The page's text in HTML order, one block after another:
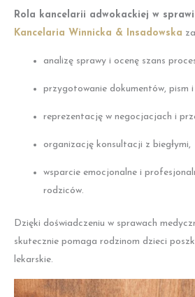
Rola kancelarii adwokackiej w
Kancelaria Winnicka & Insadowska
analizę sprawy i ocenę szans
przygotowanie dokumentów, pism i
reprezentację w negocjacjach i
organizację konsultacji z biegłymi,
wsparcie emocjonalne i
rodziców.
Dzięki doświadczeniu w sprawach
skutecznie pomaga rodzinom dzieci
lekarskie.